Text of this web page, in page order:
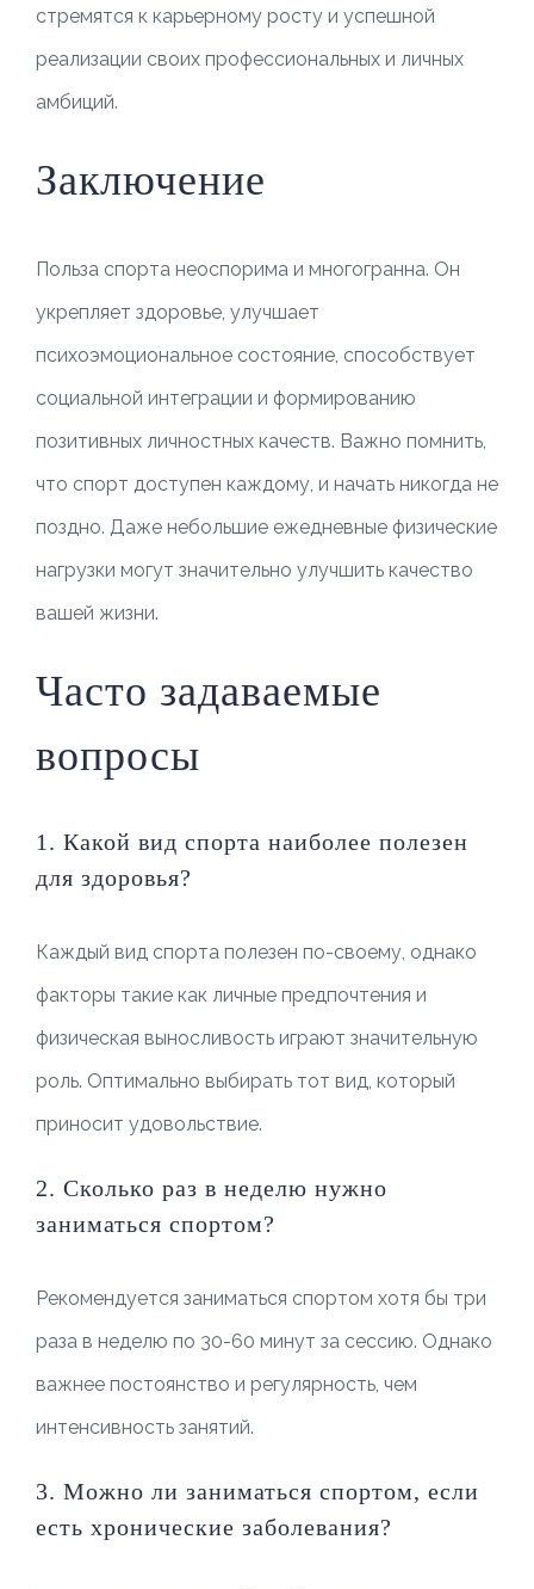
стремятся к карьерному росту и успешной
реализации своих профессиональных и личных
амбиций.
Заключение
Польза спорта неоспорима и многогранна. Он
укрепляет здоровье, улучшает
психоэмоциональное состояние, способствует
социальной интеграции и формированию
позитивных личностных качеств. Важно помнить,
что спорт доступен каждому, и начать никогда не
поздно. Даже небольшие ежедневные физические
нагрузки могут значительно улучшить качество
вашей жизни.
Часто задаваемые
вопросы
1. Какой вид спорта наиболее полезен
для здоровья?
Каждый вид спорта полезен по-своему, однако
факторы такие как личные предпочтения и
физическая выносливость играют значительную
роль. Оптимально выбирать тот вид, который
приносит удовольствие.
2. Сколько раз в неделю нужно
заниматься спортом?
Рекомендуется заниматься спортом хотя бы три
раза в неделю по 30-60 минут за сессию. Однако
важнее постоянство и регулярность, чем
интенсивность занятий.
3. Можно ли заниматься спортом, если
есть хронические заболевания?